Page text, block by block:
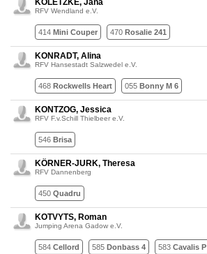
KOLETZKE, Jana
RFV Wendland e.V.
414 Mini Couper 470 Rosalie 241
KONRADT, Alina
RFV Hansestadt Salzwedel e.V.
468 Rockwells Heart 055 Bonny M 6
KONTZOG, Jessica
RFV F.v.Schill Thielbeer e.V.
546 Brisa
KÖRNER-JURK, Theresa
RFV Dannenberg
450 Quadru
KOTVYTS, Roman
Jumping Arena Gadow e.V.
584 Cellord 585 Donbass 4 583 Cavalis P